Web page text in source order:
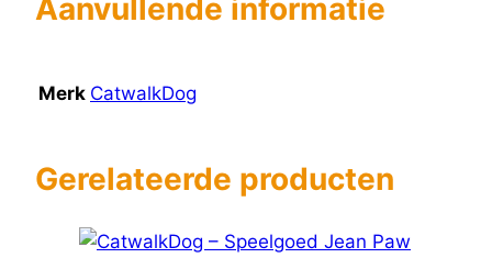
Aanvullende informatie
Merk CatwalkDog
Gerelateerde producten